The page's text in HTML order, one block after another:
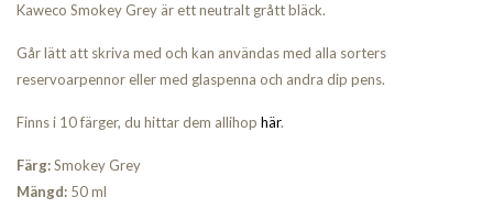
Kaweco Smokey Grey är ett neutralt grått bläck.
Går lätt att skriva med och kan användas med alla sorters
reservoarpennor eller med glaspenna och andra dip pens.
Finns i 10 färger, du hittar dem allihop här.
Färg:Smokey Grey
Mängd: 50 ml